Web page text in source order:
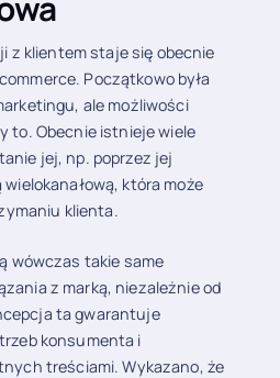
z klientem staje się obecnie
Początkowo była
ale możliwości
to. Obecnie istnieje wiele
jej, np. poprzez jej
która może
klienta.
wówczas takie same
z marką, niezależnie od
ta gwarantuje
konsumenta i
treściami. Wykazano, że